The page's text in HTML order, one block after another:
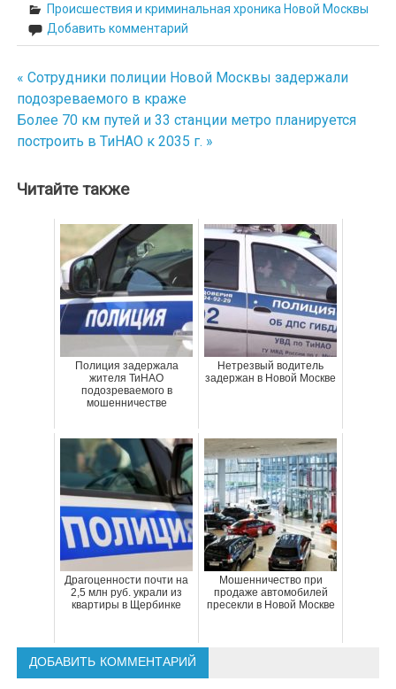
Происшествия и криминальная хроника Новой Москвы
Добавить комментарий
Навигация
по
записям
« Сотрудники полиции Новой Москвы задержали
подозреваемого в краже
Более 70 км путей и 33 станции метро планируется
построить в ТиНАО к 2035 г. »
Читайте также
Полиция задержала
жителя ТиНАО
подозреваемого в
мошенничестве
Нетрезвый водитель
задержан в Новой Москве
Драгоценности почти на
2,5 млн руб. украли из
квартиры в Щербинке
Мошенничество при
продаже автомобилей
пресекли в Новой Москве
ДОБАВИТЬ КОММЕНТАРИЙ